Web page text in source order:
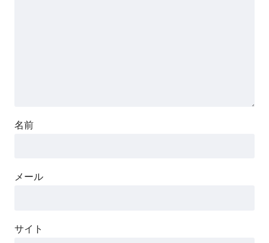
名前
メール
サイト